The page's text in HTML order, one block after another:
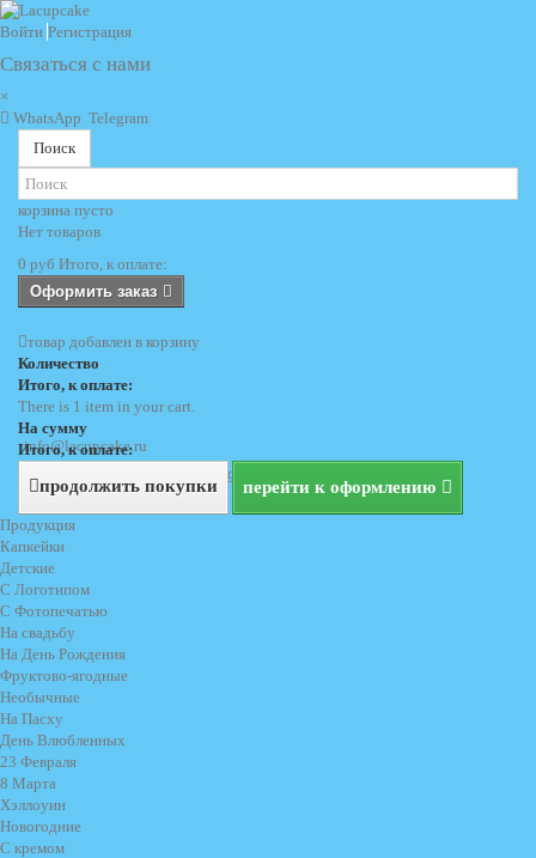
Войти Регистрация
info@lacupcake.ru
+7 (495) 729 69 62
+7 (903) 729 69 62
Связаться с нами
×
WhatsApp Telegram
Поиск
корзина пусто
Нет товаров
0 руб Итого, к оплате:
Оформить заказ
товар добавлен в корзину
Количество
Итого, к оплате:
There is 1 item in your cart.
На сумму
Итого, к оплате:
продолжить покупки перейти к оформлению
Продукция
Капкейки
Детские
С Логотипом
С Фотопечатью
На свадьбу
На День Рождения
Фруктово-ягодные
Необычные
На Пасху
День Влюбленных
23 Февраля
8 Марта
Хэллоуин
Новогодние
С кремом